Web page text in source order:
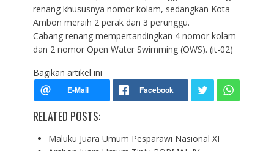
renang khususnya nomor kolam, sedangkan Kota
Ambon meraih 2 perak dan 3 perunggu.
Cabang renang mempertandingkan 4 nomor kolam
dan 2 nomor Open Water Swimming (OWS). (it-02)
Bagikan artikel ini
RELATED POSTS:
Maluku Juara Umum Pesparawi Nasional XI